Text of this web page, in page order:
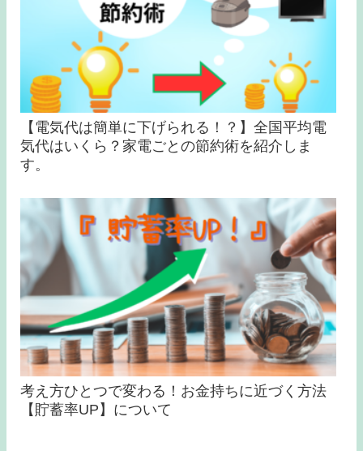
【電気代は簡単に下げられる！？】全国平均電
気代はいくら？家電ごとの節約術を紹介しま
す。
考え方ひとつで変わる！お金持ちに近づく方法
【貯蓄率UP】について